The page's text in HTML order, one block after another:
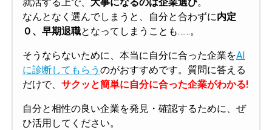
就活する上で、 大事になるのは企業選び。
なんとなく選んでしまうと、自分と合わずに内定
０、早期退職となってしまうことも……。
そうならないために、本当に自分に合った企業をAI
に診断してもらう のがおすすめです。質問に答える
だけで、 サクッと簡単に自分に合った企業がわかる!
自分と相性の良い企業を発見・確認するために、ぜ
ひ活用してください。